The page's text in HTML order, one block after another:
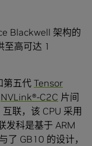
Blackwell 架构的
至高可达 1
第五代 Tensor
NVLink®-C2C 片间
联，该 CPU 采用
发科是基于 ARM
了 GB10 的设计，